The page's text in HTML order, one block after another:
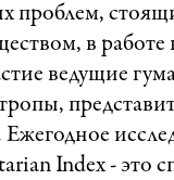
проблем,
в работе
ведущие
Index - это